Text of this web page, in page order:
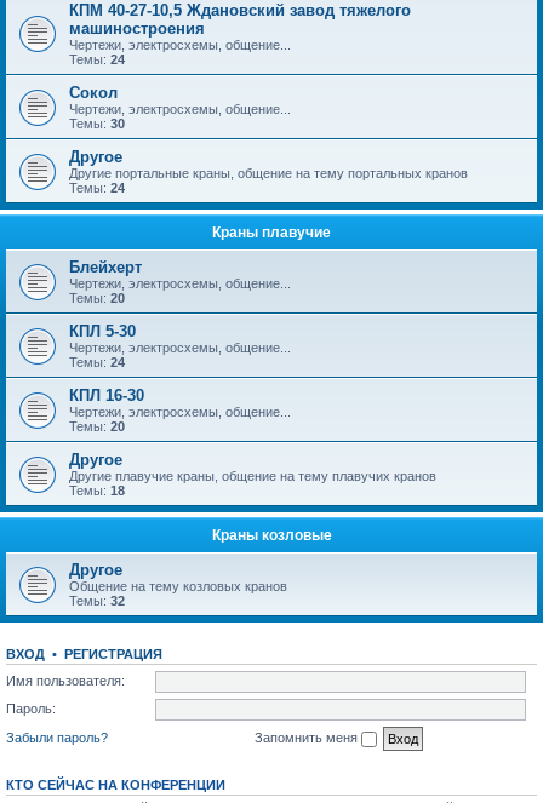
КПМ 40-27-10,5 Ждановский завод тяжелого
машиностроения
Чертежи, электросхемы, общение...
Темы: 24
Сокол
Чертежи, электросхемы, общение...
Темы: 30
Другое
Другие портальные краны, общение на тему портальных кранов
Темы: 24
Краны плавучие
Блейхерт
Чертежи, электросхемы, общение...
Темы: 20
КПЛ 5-30
Чертежи, электросхемы, общение...
Темы: 24
КПЛ 16-30
Чертежи, электросхемы, общение...
Темы: 20
Другое
Другие плавучие краны, общение на тему плавучих кранов
Темы: 18
Краны козловые
Другое
Общение на тему козловых кранов
Темы: 32
ВХОД • РЕГИСТРАЦИЯ
Имя пользователя:
Пароль:
Забыли пароль?
Запомнить меня
КТО СЕЙЧАС НА КОНФЕРЕНЦИИ